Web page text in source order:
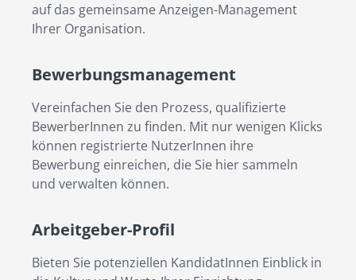
auf das gemeinsame Anzeigen-Management
Ihrer Organisation.
Bewerbungsmanagement
Vereinfachen Sie den Prozess, qualifizierte
BewerberInnen zu finden. Mit nur wenigen Klicks
können registrierte NutzerInnen ihre
Bewerbung einreichen, die Sie hier sammeln
und verwalten können.
Arbeitgeber-Profil
Bieten Sie potenziellen KandidatInnen Einblick in